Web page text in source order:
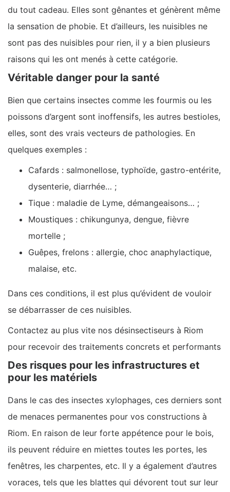
du tout cadeau. Elles sont gênantes et génèrent même
la sensation de phobie. Et d’ailleurs, les nuisibles ne
sont pas des nuisibles pour rien, il y a bien plusieurs
raisons qui les ont menés à cette catégorie.
Véritable danger pour la santé
Bien que certains insectes comme les fourmis ou les
poissons d’argent sont inoffensifs, les autres bestioles,
elles, sont des vrais vecteurs de pathologies. En
quelques exemples :
Cafards : salmonellose, typhoïde, gastro-entérite,
dysenterie, diarrhée… ;
Tique : maladie de Lyme, démangeaisons… ;
Moustiques : chikungunya, dengue, fièvre
mortelle ;
Guêpes, frelons : allergie, choc anaphylactique,
malaise, etc.
Dans ces conditions, il est plus qu’évident de vouloir
se débarrasser de ces nuisibles.
Contactez au plus vite nos désinsectiseurs à Riom
pour recevoir des traitements concrets et performants
Des risques pour les infrastructures et
pour les matériels
Dans le cas des insectes xylophages, ces derniers sont
de menaces permanentes pour vos constructions à
Riom. En raison de leur forte appétence pour le bois,
ils peuvent réduire en miettes toutes les portes, les
fenêtres, les charpentes, etc. Il y a également d’autres
voraces, tels que les blattes qui dévorent tout sur leur